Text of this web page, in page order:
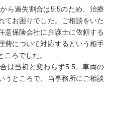
ら過失割合は5:5のため、治療
てお困りでした。ご相談をいた
意保険会社に弁護士に依頼する
費について対応するという相手
ろでした。
は当初と変わらず5:5、車両の
うところで、当事務所にご相談